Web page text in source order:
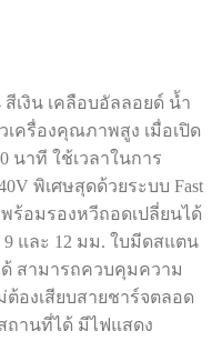
สีเงิน เคลือบอัลลอยด์ น้ำ
เครื่องคุณภาพสูง เมื่อเปิด
นาที ใช้เวลาในการ
พิเศษสุดด้วยระบบ Fast
พร้อมรองหวีถอดเปลี่ยนได้
9 และ 12 มม. ใบมีดสแตน
สามารถควบคุมความ
ต้องเสียบสายชาร์จตลอด
ถานที่ได้ มีไฟแสดง